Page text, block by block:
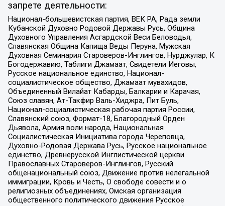
запрете деятельности:
Национал-большевистская партия, ВЕК РА, Рада земли
Кубанской Духовно Родовой Державы Русь, Община
Духовного Управления Асгардской Веси Беловодья,
Славянская Община Капища Веды Перуна, Мужская
Духовная Семинария Староверов-Инглингов, Нурджулар, К
Богодержавию, Таблиги Джамаат, Свидетели Иеговы,
Русское национальное единство, Национал-
социалистическое общество, Джамаат мувахидов,
Объединенный Вилайат Кабарды, Балкарии и Карачая,
Союз славян, Ат-Такфир Валь-Хиджра, Пит Буль,
Национал-социалистическая рабочая партия России,
Славянский союз, Формат-18, Благородный Орден
Дьявола, Армия воли народа, Национальная
Социалистическая Инициатива города Череповца,
Духовно-Родовая Держава Русь, Русское национальное
единство, Древнерусской Инглистической церкви
Православных Староверов-Инглингов, Русский
общенациональный союз, Движение против нелегальной
иммиграции, Кровь и Честь, О свободе совести и о
религиозных объединениях, Омская организация
общественного политического движения Русское